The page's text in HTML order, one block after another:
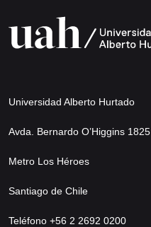
Universidad Alberto Hurtado
Avda. Bernardo O’Higgins 1825
Metro Los Héroes
Santiago de Chile
Teléfono +56 2 2692 0200